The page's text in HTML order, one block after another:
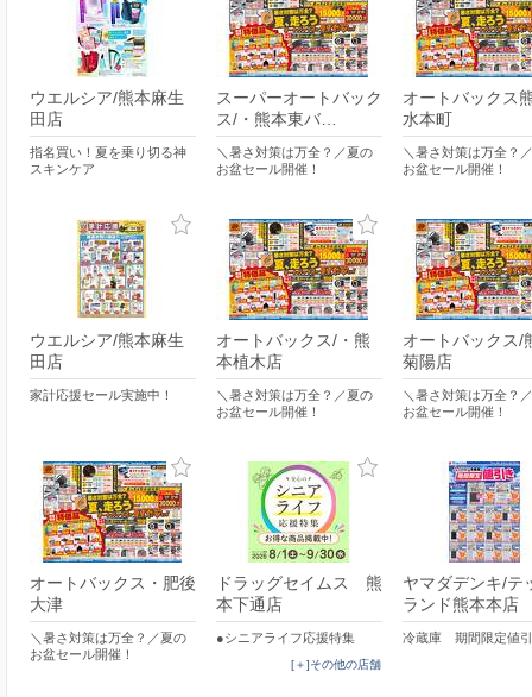
ウエルシア/熊本麻生
田店
指名買い！夏を乗り切る神
スキンケア
スーパーオートバック
ス/・熊本東バ…
＼暑さ対策は万全？／夏の
お盆セール開催！
オートバックス
水本町
＼暑さ対策は万全？
お盆セール開催！
ウエルシア/熊本麻生
田店
家計応援セール実施中！
オートバックス/・熊
本植木店
＼暑さ対策は万全？／夏の
お盆セール開催！
オートバックス/
菊陽店
＼暑さ対策は万全？
お盆セール開催！
オートバックス・肥後
大津
＼暑さ対策は万全？／夏の
お盆セール開催！
ドラッグセイムス 熊
本下通店
●シニアライフ応援特集
[＋]その他の店舗
ヤマダデンキ/テ
ランド熊本本店
冷蔵庫 期間限定値